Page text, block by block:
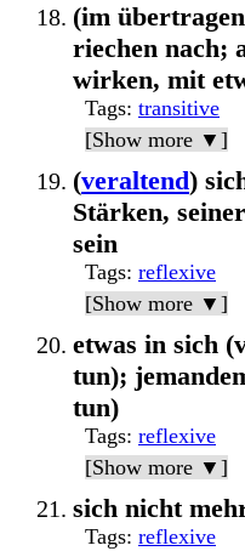
(im
riechen nach;
wirken, mit
Tags: transitive
[Show more ▼]
(veraltend)
Stärken,
sein
Tags: reflexive
[Show more ▼]
etwas in sich
tun);
tun)
Tags: reflexive
[Show more ▼]
sich nicht
Tags: reflexive